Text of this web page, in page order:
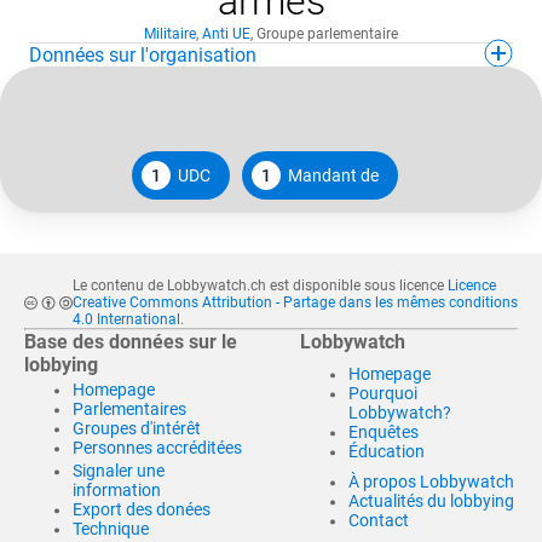
Militaire, Anti UE, Groupe parlementaire
Données sur l'organisation
1 UDC 1 Mandant de
Le contenu de Lobbywatch.ch est disponible sous licence Licence
Creative Commons Attribution - Partage dans les mêmes conditions
4.0 International .
Base des données sur le
lobbying
Homepage
Parlementaires
Groupes d'intérêt
Personnes accréditées
Signaler une
information
Export des donées
Technique
Lobbywatch
Homepage
Pourquoi
Lobbywatch?
Enquêtes
Éducation
À propos Lobbywatch
Actualités du lobbying
Contact